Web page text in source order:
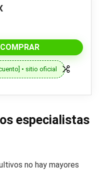
COMPRAR
• sitio oficial
especialistas
no hay mayores